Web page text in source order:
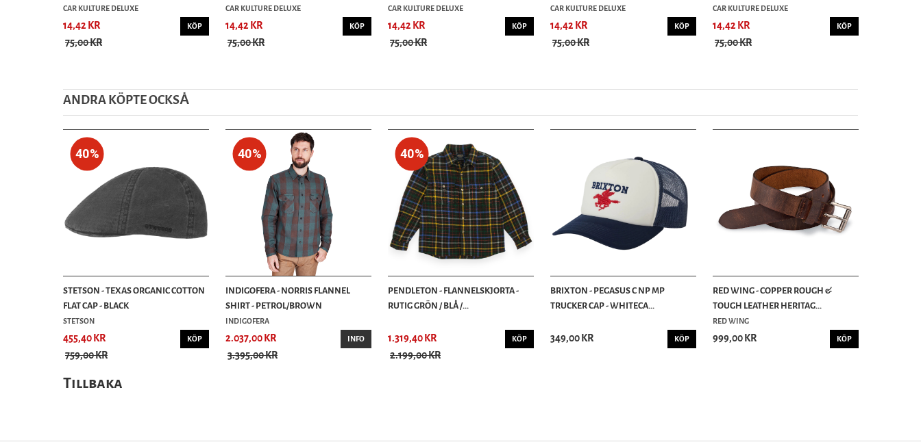
CAR KULTURE DELUXE
14,42 KR
75,00 KR
KÖP
CAR KULTURE DELUXE
14,42 KR
75,00 KR
KÖP
CAR KULTURE DELUXE
14,42 KR
75,00 KR
KÖP
CAR KULTURE DELUXE
14,42 KR
75,00 KR
KÖP
CAR KULTURE DELUXE
14,42 KR
75,00 KR
KÖP
ANDRA KÖPTE OCKSȦ
40%
STETSON - TEXAS ORGANIC COTTON
FLAT CAP - BLACK
STETSON
455,40 KR
759,00 KR
KÖP
40%
INDIGOFERA - NORRIS FLANNEL
SHIRT - PETROL/BROWN
INDIGOFERA
2.037,00 KR
3.395,00 KR
INFO
40%
PENDLETON - FLANNELSKJORTA -
RUTIG GRÖN / BLÅ /...
1.319,40 KR
2.199,00 KR
KÖP
BRIXTON - PEGASUS C NP MP
TRUCKER CAP - WHITECA...
349,00 KR KÖP
RED WING - COPPER ROUGH &
TOUGH LEATHER HERITAG...
RED WING
999,00 KR KÖP
Tillbaka